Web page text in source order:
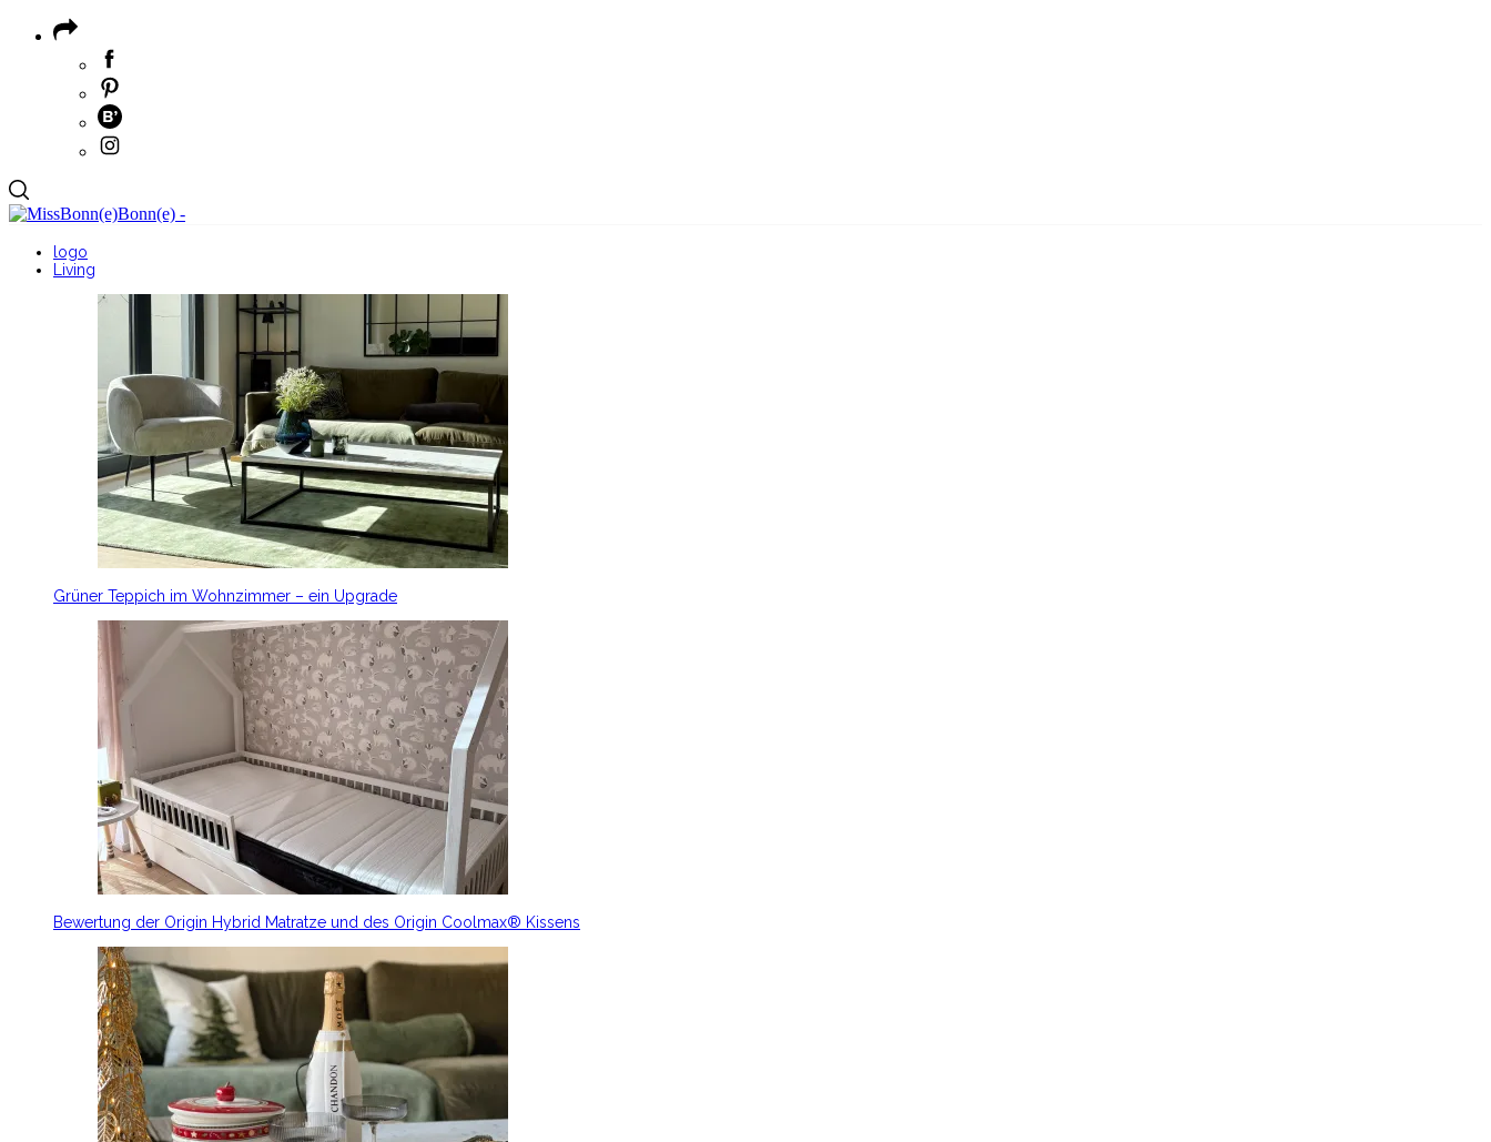
logo
Living
Grüner Teppich im Wohnzimmer – ein Upgrade
Bewertung der Origin Hybrid Matratze und des Origin Coolmax® Kissens